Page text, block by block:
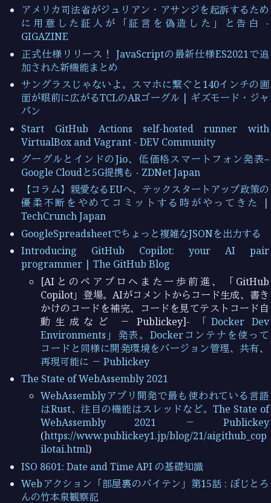
アメリカ司法省がジュリアン・アサンジを起訴するため
に用意した証人が「証言を偽造した」と告白 -
GIGAZINE
正式仕様リリース！ JavaScriptの最新仕様ES2021で追
加された新機能まとめ
サングラスじゃないよ。スマホに繋ぐと140インチの画
面が眼前に広がるTCLのARゴーグル | ギズモード・ジャ
パン
Start GitHub Actions self-hosted runner with
VirtualBox and Vagrant - DEV Community
グーグルとインドのJio、低価格スマートフォン発表–
Google Cloudと5G提携も - ZDNet Japan
【コラム】親愛なるEUへ、テックスタートアップ政策の
優柔不断をやめてコミットする時がやってきた |
TechCrunch Japan
GoogleSpreadsheetでちょっと複雑なJSONを出力する
Introducing GitHub Copilot: your AI pair
programmer | The GitHub Blog
[AIとのペアプロへまた一歩前進、「GitHub
Copilot」登場。AIがコメントからコード生成、書き
かけのコードを補完、コードを見てテストコード自
動生成など － Publickey]-
「Docker Dev
Environments」発表。Dockerコンテナを使って
コードと同様に開発環境をバージョン管理、共有、
再現可能に － Publickey
The State of WebAssembly 2021
WebAssemblyアプリ開発で最も使われている言語
はRust、注目の機能はスレッドなど。The State of
WebAssembly 2021 － Publickey
(https://www.publickey1.jp/blog/21/aigithub_cop
ilotai.html)
ISO 8601: Date and Time API の基礎知識
Webアクション「部屋裏のバイテン」第15話 : ぽじとろ
んの竹本泉観察記